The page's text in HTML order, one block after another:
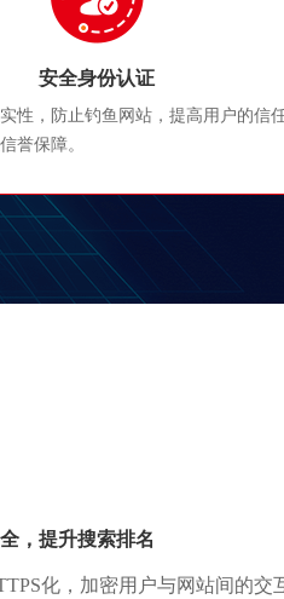
安全身份认证
性，防止钓鱼网站，提高用户的信
誉保障。
，提升搜索排名
化，加密用户与网站间的交